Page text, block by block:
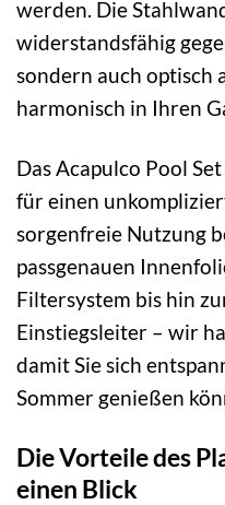
werden. Die
widerstandsfähig
sondern auch optisch
harmonisch in Ihren
Das Acapulco Pool
für einen
sorgenfreie Nutzung
passgenauen
Filtersystem bis hin
Einstiegsleiter – wir
damit Sie sich
Sommer genießen
Die Vorteile des
einen Blick